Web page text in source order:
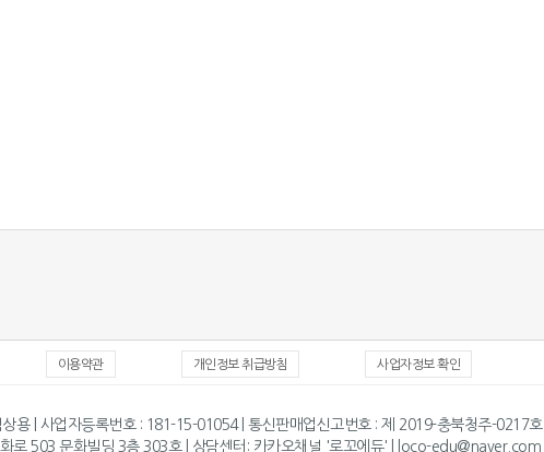
이용약관 개인정보 취급방침 사업자정보 확인
상용 | 사업자등록번호 : 181-15-01054 | 통신판매업신고번호 : 제 2019-충북청주-0217호
로 503 문화빌딩 3층 303호 | 상담센터: 카카오채널 '로꼬에듀' | loco-edu@naver.com